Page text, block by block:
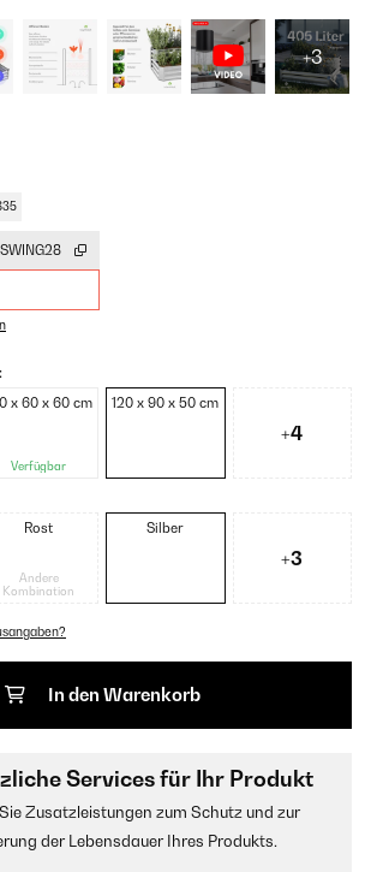
+3
x 60 x 60 cm
Verfügbar
120 x 90 x 50 cm
+4
Rost
Andere
Kombination
Silber
+3
In den Warenkorb
Services für Ihr Produkt
Zusatzleistungen zum Schutz und zur
der Lebensdauer Ihres Produkts.